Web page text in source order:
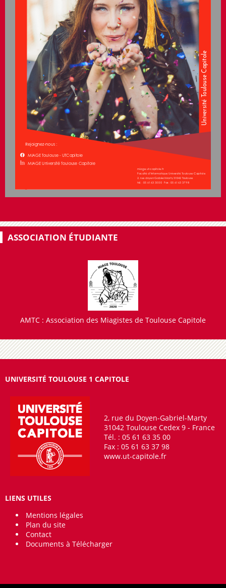
Rejoignez-nous :
miage.ut-capitole.fr
Faculté d’Informatique Université Toulouse Capitole
2, rue doyen Gabriel Marty 31042 Toulouse
tél. : 05 61 63 35 00   Fax : 05 61 63 37 98
Université Toulouse Capitole
MIAGE Toulouse - UTCapitole
MIAGE Université Toulouse Capitole
ASSOCIATION ÉTUDIANTE
AMTC : Association des Miagistes de Toulouse Capitole
UNIVERSITÉ TOULOUSE 1 CAPITOLE
2, rue du Doyen-Gabriel-Marty
31042 Toulouse Cedex 9 - France
Tél. : 05 61 63 35 00
Fax : 05 61 63 37 98
www.ut-capitole.fr
LIENS UTILES
Mentions légales
Plan du site
Contact
Documents à Télécharger